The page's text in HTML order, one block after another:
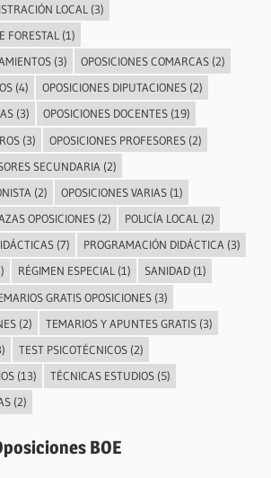
LOCAL (3)
FORESTAL (1)
(3) OPOSICIONES COMARCAS(2)
(4) OPOSICIONES DIPUTACIONES(2)
(3) OPOSICIONES DOCENTES(19)
(3) OPOSICIONES PROFESORES(2)
SECUNDARIA (2)
(2) OPOSICIONES VARIAS(1)
OPOSICIONES(2) POLICÍA LOCAL (2)
(7) PROGRAMACIÓN DIDÁCTICA(3)
RÉGIMEN ESPECIAL(1) SANIDAD(1)
GRATIS OPOSICIONES(3)
(2) TEMARIOS Y APUNTES GRATIS(3)
TEST PSICOTÉCNICOS(2)
(13) TÉCNICAS ESTUDIOS(5)
(2)
BOE